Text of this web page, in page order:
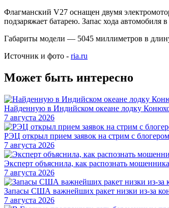
Флагманский V27 оснащен двумя
подзаряжает батарею. Запас хода
Габариты модели — 5045 миллиметров в
Источник и фото - ria.ru
Может быть интересно
Найденную в Индийском океане лодку
7 августа 2026
РЭЦ открыл прием заявок на стрим с
7 августа 2026
Эксперт объяснила, как распознать
7 августа 2026
Запасы США важнейших ракет низки из-за
7 августа 2026